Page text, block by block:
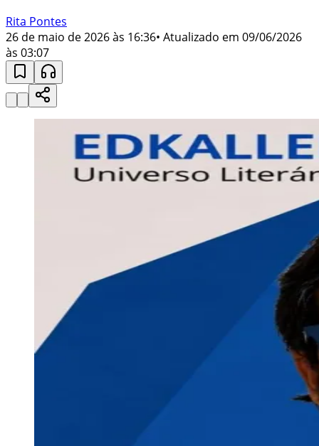
Rita Pontes
26 de maio de 2026 às 16:36• Atualizado em 09/06/2026
às 03:07